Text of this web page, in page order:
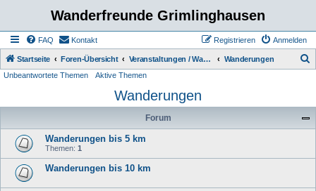
Wanderfreunde Grimlinghausen
FAQ Kontakt Anmelden
Registrieren
Startseite Foren-Übersicht Veranstaltungen / Wanderungen Wanderungen
h
Unbeantwortete Themen Aktive Themen
Wanderungen
Forum
Wanderungen bis 5 km
Themen: 1
Wanderungen bis 10 km